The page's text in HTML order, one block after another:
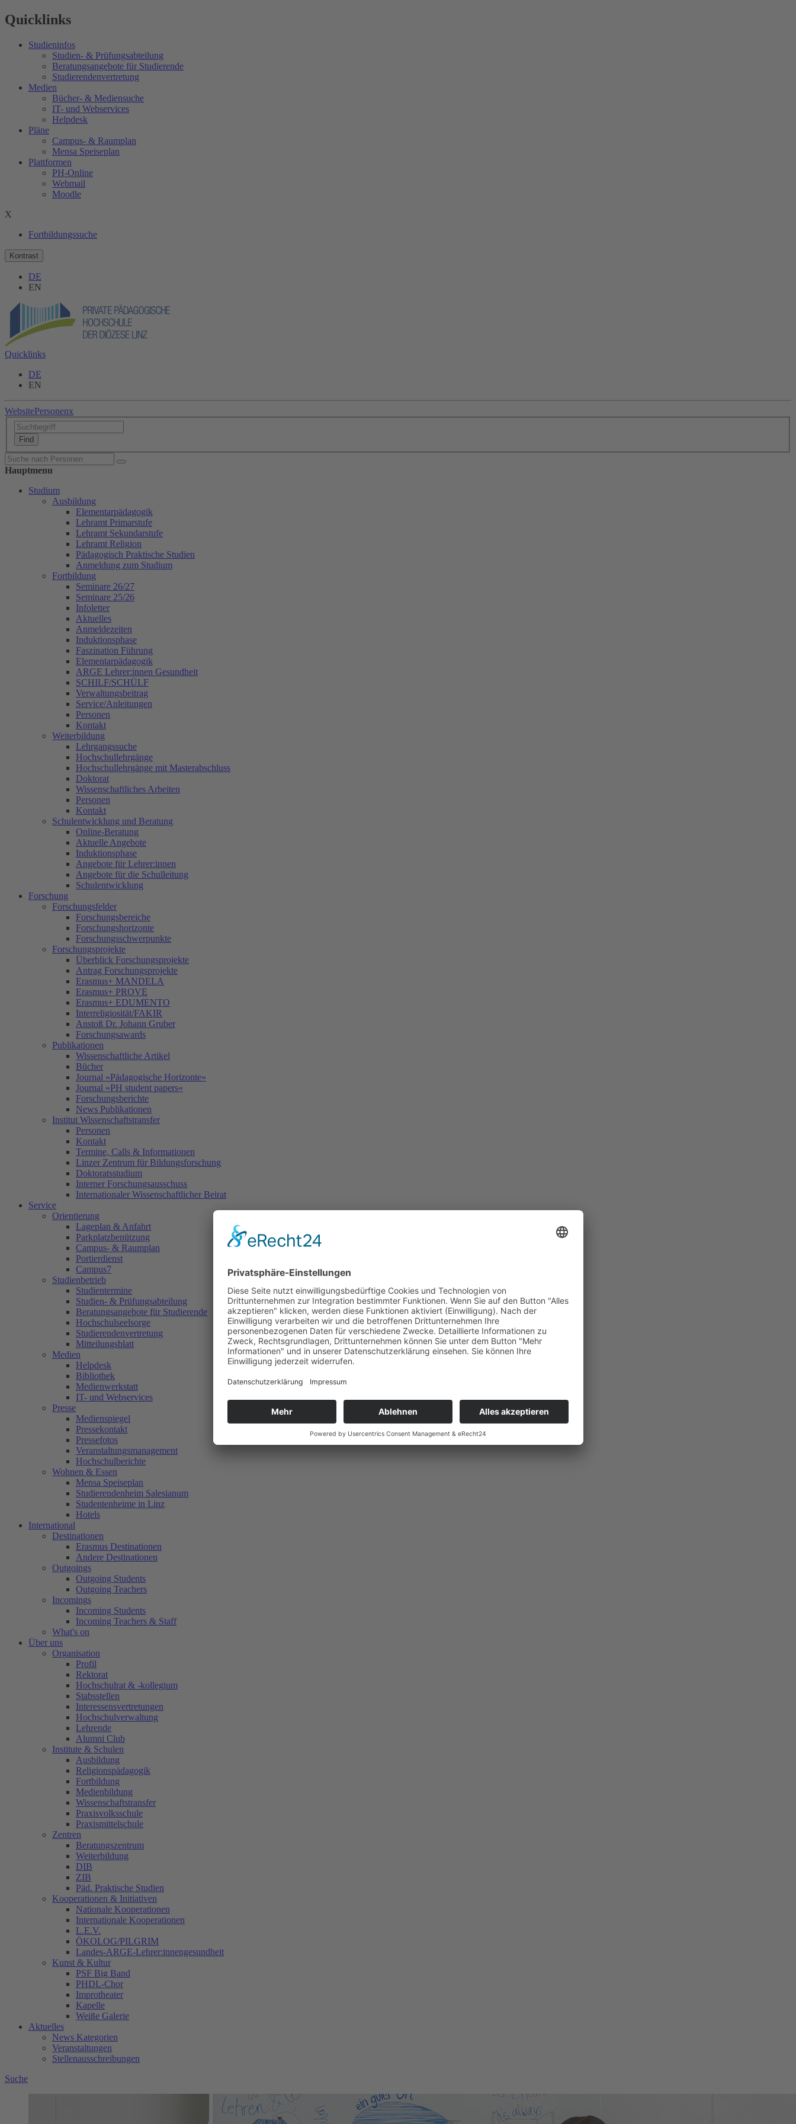
Quicklinks
Studieninfos
Studien- & Prüfungsabteilung
Beratungsangebote für Studierende
Studierendenvertretung
Medien
Bücher- & Mediensuche
IT- und Webservices
Helpdesk
Pläne
Campus- & Raumplan
Mensa Speiseplan
Plattformen
PH-Online
Webmail
Moodle
X
Fortbildungssuche
Kontrast
DE
EN
Quicklinks
DE
EN
WebsitePersonenx
Hauptmenu
Studium
Ausbildung
Elementarpädagogik
Lehramt Primarstufe
Lehramt Sekundarstufe
Lehramt Religion
Pädagogisch Praktische Studien
Anmeldung zum Studium
Fortbildung
Seminare 26/27
Seminare 25/26
Infoletter
Aktuelles
Anmeldezeiten
Induktionsphase
Faszination Führung
Elementarpädagogik
ARGE Lehrer:innen Gesundheit
SCHILF/SCHÜLF
Verwaltungsbeitrag
Service/Anleitungen
Personen
Kontakt
Weiterbildung
Lehrgangssuche
Hochschullehrgänge
Hochschullehrgänge mit Masterabschluss
Doktorat
Wissenschaftliches Arbeiten
Personen
Kontakt
Schulentwicklung und Beratung
Online-Beratung
Aktuelle Angebote
Induktionsphase
Angebote für Lehrer:innen
Angebote für die Schulleitung
Schulentwicklung
Forschung
Forschungsfelder
Forschungsbereiche
Forschungshorizonte
Forschungsschwerpunkte
Forschungsprojekte
Überblick Forschungsprojekte
Antrag Forschungsprojekte
Erasmus+ MANDELA
Erasmus+ PROVE
Erasmus+ EDUMENTO
Interreligiosität/FAKIR
Anstoß Dr. Johann Gruber
Forschungsawards
Publikationen
Wissenschaftliche Artikel
Bücher
Journal »Pädagogische Horizonte«
Journal »PH student papers«
Forschungsberichte
News Publikationen
Institut Wissenschaftstransfer
Personen
Kontakt
Termine, Calls & Informationen
Linzer Zentrum für Bildungsforschung
Doktoratsstudium
Interner Forschungsausschuss
Internationaler Wissenschaftlicher Beirat
Service
Orientierung
Lageplan & Anfahrt
Parkplatzbenützung
Campus- & Raumplan
Portierdienst
Campus7
Studienbetrieb
Studientermine
Studien- & Prüfungsabteilung
Beratungsangebote für Studierende
Hochschulseelsorge
Studierendenvertretung
Mitteilungsblatt
Medien
Helpdesk
Bibliothek
Medienwerkstatt
IT- und Webservices
Presse
Medienspiegel
Pressekontakt
Pressefotos
Veranstaltungsmanagement
Hochschulberichte
Wohnen & Essen
Mensa Speiseplan
Studierendenheim Salesianum
Studentenheime in Linz
Hotels
International
Destinationen
Erasmus Destinationen
Andere Destinationen
Outgoings
Outgoing Students
Outgoing Teachers
Incomings
Incoming Students
Incoming Teachers & Staff
What's on
Über uns
Organisation
Profil
Rektorat
Hochschulrat & -kollegium
Stabsstellen
Interessensvertretungen
Hochschulverwaltung
Lehrende
Alumni Club
Institute & Schulen
Ausbildung
Religionspädagogik
Fortbildung
Medienbildung
Wissenschaftstransfer
Praxisvolksschule
Praxismittelschule
Zentren
Beratungszentrum
Weiterbildung
DIB
ZIB
Päd. Praktische Studien
Kooperationen & Initiativen
Nationale Kooperationen
Internationale Kooperationen
L.E.V.
ÖKOLOG/PILGRIM
Landes-ARGE-Lehrer:innengesundheit
Kunst & Kultur
PSF Big Band
PHDL-Chor
Improtheater
Kapelle
Weiße Galerie
Aktuelles
News Kategorien
Veranstaltungen
Stellenausschreibungen
Suche